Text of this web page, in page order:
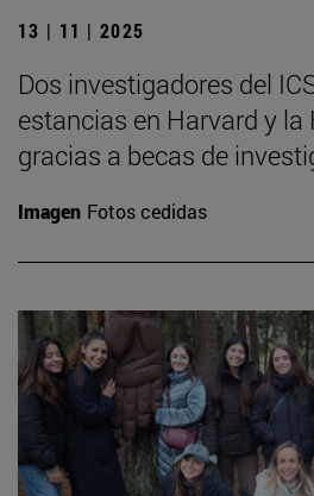
13 | 11 | 2025
Dos investigadores del
estancias en Harvard y la
gracias a becas de
Imagen Fotos cedidas